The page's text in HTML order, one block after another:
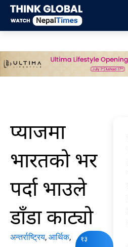
Skip
content
प्याजमा
भारतको भर
पर्दा भाउले
डाँडा काट्यो
अन्तर्राष्ट्रिय, आर्थिक,
१३